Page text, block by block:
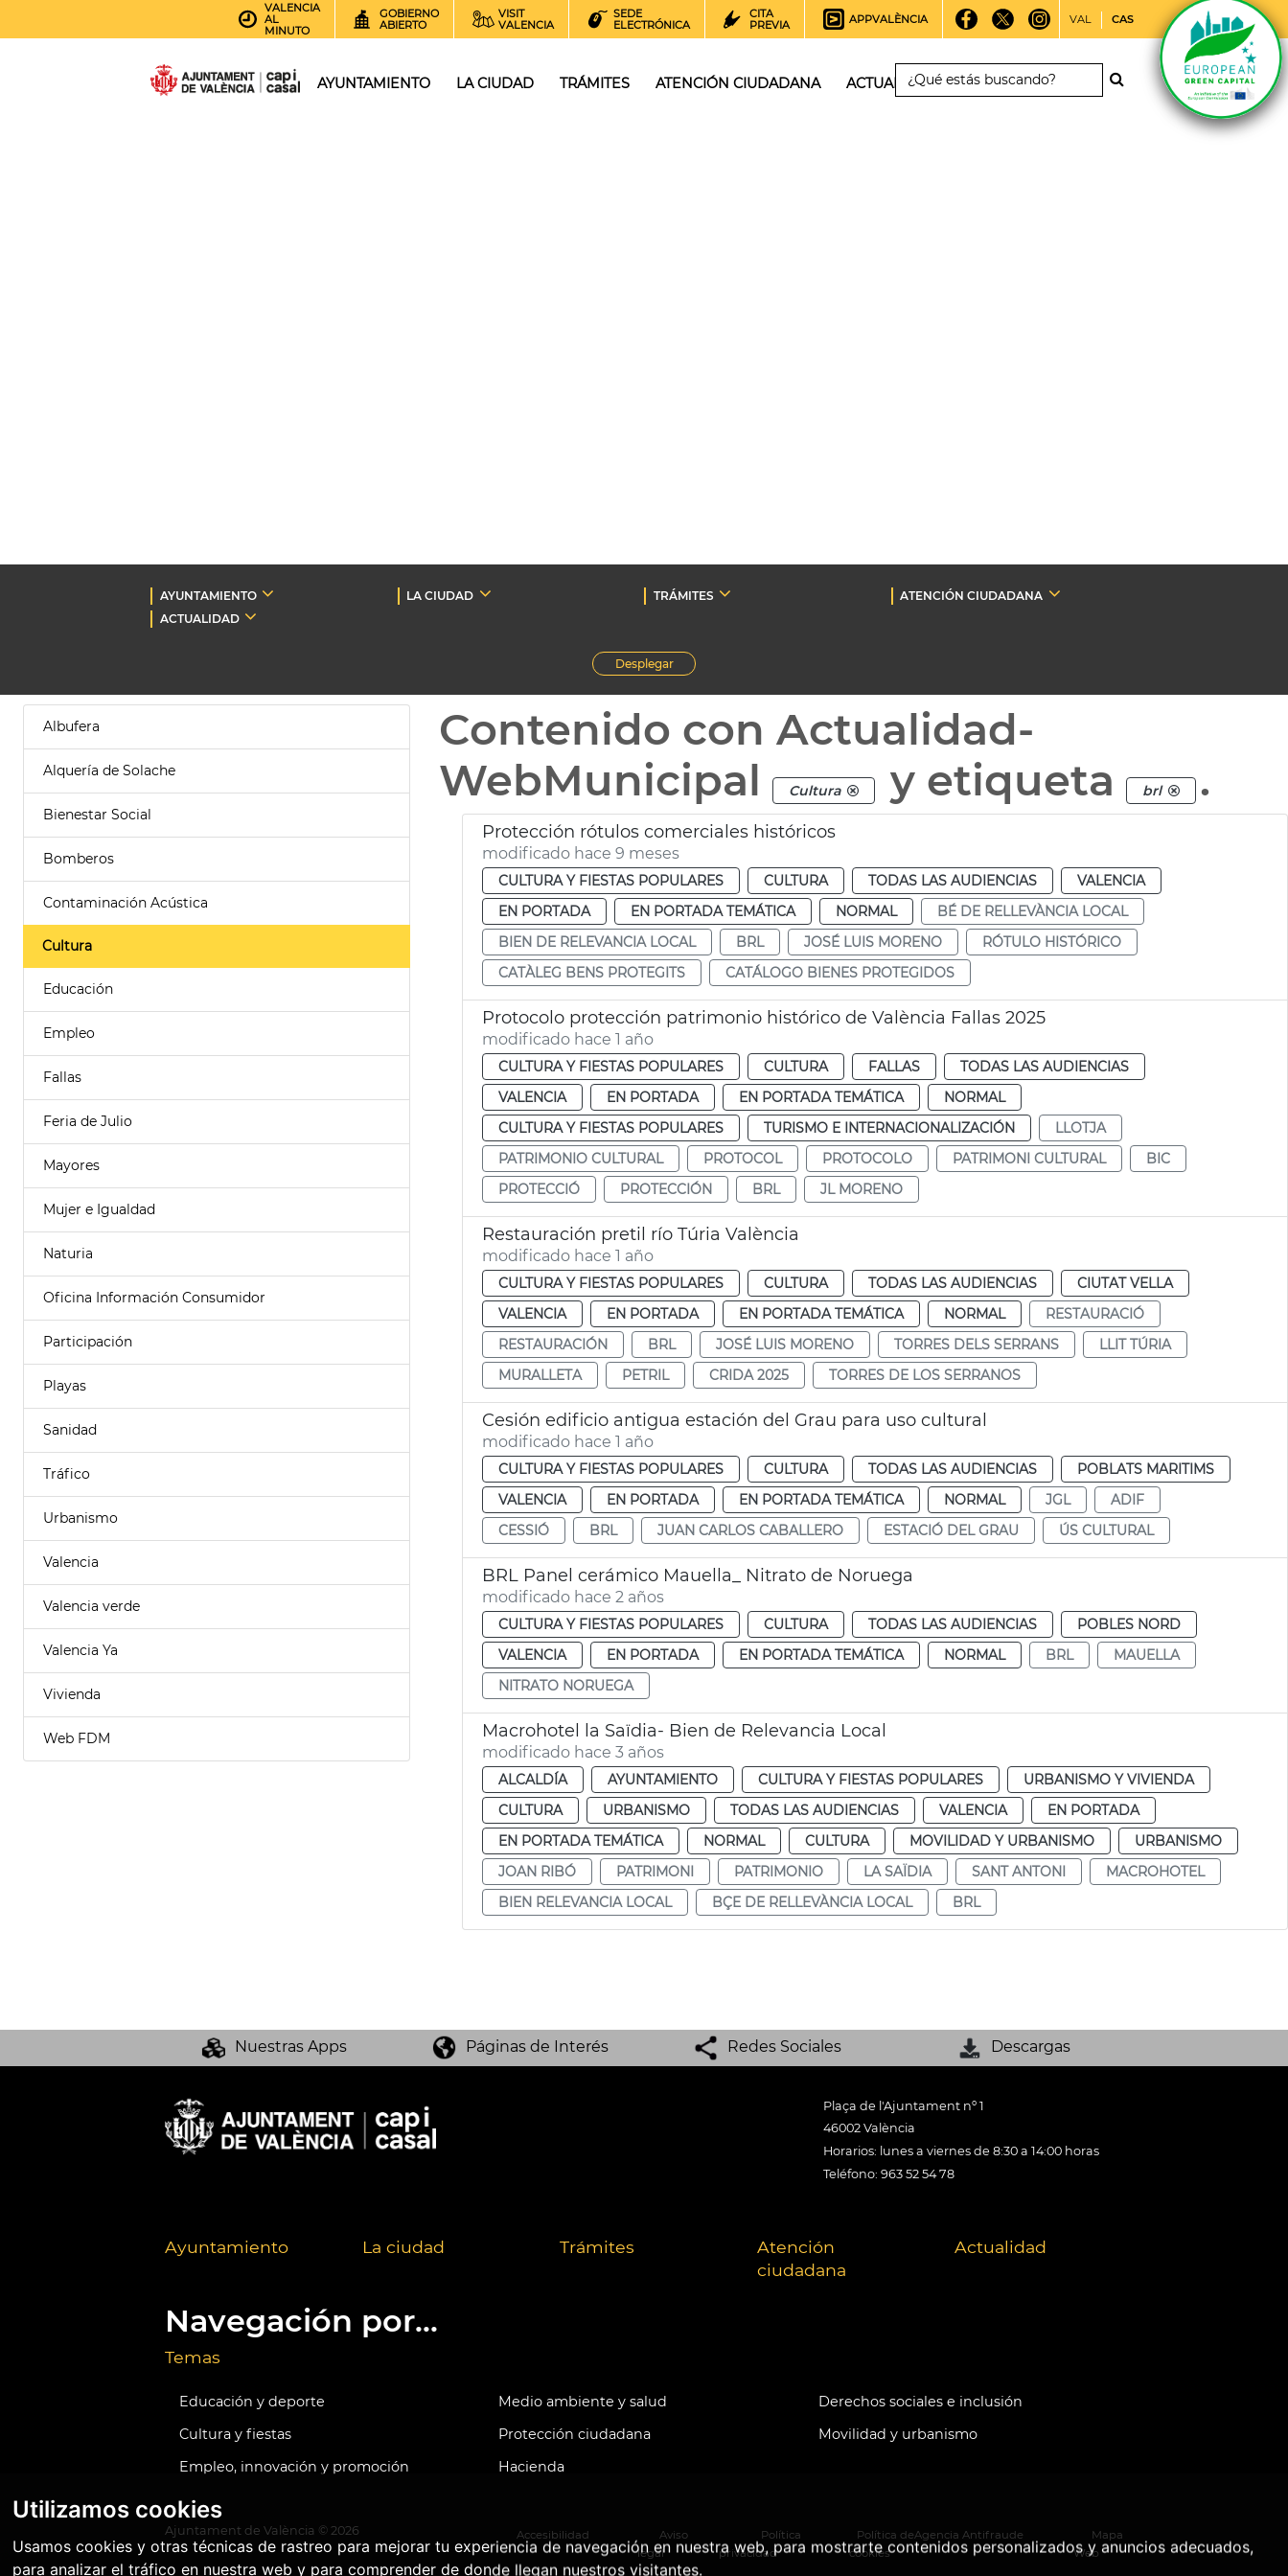
Utilizamos cookies
Usamos cookies y otras técnicas de rastreo para mejorar tu experiencia de navegación en nuestra web, para mostrarte contenidos personalizados y anuncios adecuados,
para analizar el tráfico en nuestra web y para comprender de donde llegan nuestros visitantes.
VALENCIA
AL
MINUTO
GOBIERNO
ABIERTO
VISIT
VALENCIA
SEDE
ELECTRÓNICA
CITA
PREVIA
APPVALÈNCIA VAL CAS
AYUNTAMIENTO LA CIUDAD TRÁMITES ATENCIÓN CIUDADANA ACTUALIDAD
AYUNTAMIENTO LA CIUDAD TRÁMITES
ATENCIÓN CIUDADANA
ACTUALIDAD
Desplegar
Albufera
Alquería de Solache
Bienestar Social
Bomberos
Contaminación Acústica
Cultura
Educación
Empleo
Fallas
Feria de Julio
Mayores
Mujer e Igualdad
Naturia
Oficina Información Consumidor
Participación
Playas
Sanidad
Tráfico
Urbanismo
Valencia
Valencia verde
Valencia Ya
Vivienda
Web FDM
Contenido con Actualidad-
WebMunicipal
Cultura y etiqueta brl .
Protección rótulos comerciales históricos
modificado hace 9 meses
CULTURA Y FIESTAS POPULARES CULTURA TODAS LAS AUDIENCIAS
VALENCIA
EN PORTADA
EN PORTADA TEMÁTICA NORMAL
BÉ DE RELLEVÀNCIA LOCAL
BIEN DE RELEVANCIA LOCAL
BRL JOSÉ LUIS MORENO
RÓTULO HISTÓRICO
CATÀLEG BENS PROTEGITS
CATÁLOGO BIENES PROTEGIDOS
Protocolo protección patrimonio histórico de València Fallas 2025
modificado hace 1 año
CULTURA Y FIESTAS POPULARES CULTURA FALLAS
TODAS LAS AUDIENCIAS
VALENCIA
EN PORTADA EN PORTADA TEMÁTICA
NORMAL
CULTURA Y FIESTAS POPULARES
TURISMO E INTERNACIONALIZACIÓN
LLOTJA
PATRIMONIO CULTURAL
PROTOCOL PROTOCOLO PATRIMONI CULTURAL
BIC
PROTECCIÓ
PROTECCIÓN BRL JL MORENO
Restauración pretil río Túria València
modificado hace 1 año
CULTURA Y FIESTAS POPULARES CULTURA TODAS LAS AUDIENCIAS
CIUTAT VELLA
VALENCIA
EN PORTADA EN PORTADA TEMÁTICA NORMAL
RESTAURACIÓ
RESTAURACIÓN
BRL JOSÉ LUIS MORENO TORRES DELS SERRANS
LLIT TÚRIA
MURALLETA
PETRIL CRIDA 2025 TORRES DE LOS SERRANOS
Cesión edificio antigua estación del Grau para uso cultural
modificado hace 1 año
CULTURA Y FIESTAS POPULARES CULTURA TODAS LAS AUDIENCIAS
POBLATS MARITIMS
VALENCIA
EN PORTADA EN PORTADA TEMÁTICA NORMAL JGL
ADIF
CESSIÓ
BRL JUAN CARLOS CABALLERO ESTACIÓ DEL GRAU ÚS CULTURAL
BRL Panel cerámico Mauella_ Nitrato de Noruega
modificado hace 2 años
CULTURA Y FIESTAS POPULARES CULTURA TODAS LAS AUDIENCIAS
POBLES NORD
VALENCIA
EN PORTADA EN PORTADA TEMÁTICA NORMAL BRL
MAUELLA
NITRATO NORUEGA
Macrohotel la Saïdia- Bien de Relevancia Local
modificado hace 3 años
ALCALDÍA AYUNTAMIENTO CULTURA Y FIESTAS POPULARES
URBANISMO Y VIVIENDA
CULTURA
URBANISMO TODAS LAS AUDIENCIAS VALENCIA
EN PORTADA
EN PORTADA TEMÁTICA
NORMAL CULTURA MOVILIDAD Y URBANISMO
URBANISMO
JOAN RIBÓ
PATRIMONI PATRIMONIO LA SAÏDIA SANT ANTONI
MACROHOTEL
BIEN RELEVANCIA LOCAL
BÇE DE RELLEVÀNCIA LOCAL BRL
Nuestras Apps Páginas de Interés Redes Sociales Descargas
Plaça de l'Ajuntament nº 1
46002 València
Horarios: lunes a viernes de 8:30 a 14:00 horas
Teléfono: 963 52 54 78
Ayuntamiento La ciudad Trámites
Atención
ciudadana
Actualidad
Navegación por...
Temas
Educación y deporte Medio ambiente y salud
Derechos sociales e inclusión
Cultura y fiestas
Protección ciudadana
Movilidad y urbanismo
Empleo, innovación y promoción
Hacienda
Ajuntament de València © 2026 Accesibilidad
Aviso
legal
Política
privacidad
Política de
cookies
Agencia Antifraude
Mapa
Web